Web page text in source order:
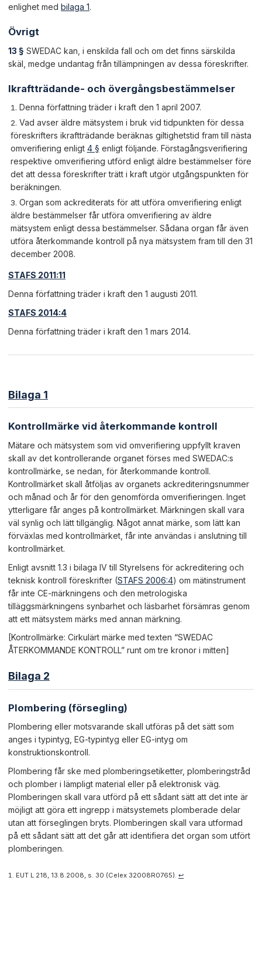
enlighet med bilaga 1.
Övrigt
13 § SWEDAC kan, i enskilda fall och om det finns särskilda
skäl, medge undantag från tillämpningen av dessa föreskrifter.
Ikraftträdande- och övergångsbestämmelser
Denna författning träder i kraft den 1 april 2007.
Vad avser äldre mätsystem i bruk vid tidpunkten för dessa
föreskrifters ikraftträdande beräknas giltighetstid fram till nästa
omverifiering enligt 4 § enligt följande. Förstagångsverifiering
respektive omverifiering utförd enligt äldre bestämmelser före
det att dessa föreskrifter trätt i kraft utgör utgångspunkten för
beräkningen.
Organ som ackrediterats för att utföra omverifiering enligt
äldre bestämmelser får utföra omverifiering av äldre
mätsystem enligt dessa bestämmelser. Sådana organ får även
utföra återkommande kontroll på nya mätsystem fram till den 31
december 2008.
STAFS 2011:11
Denna författning träder i kraft den 1 augusti 2011.
STAFS 2014:4
Denna författning träder i kraft den 1 mars 2014.
Bilaga 1
Kontrollmärke vid återkommande kontroll
Mätare och mätsystem som vid omverifiering uppfyllt kraven
skall av det kontrollerande organet förses med SWEDAC:s
kontrollmärke, se nedan, för återkommande kontroll.
Kontrollmärket skall åtföljas av organets ackrediteringsnummer
och månad och år för den genomförda omverifieringen. Inget
ytterligare får anges på kontrollmärket. Märkningen skall vara
väl synlig och lätt tillgänglig. Något annat märke, som lätt kan
förväxlas med kontrollmärket, får inte användas i anslutning till
kontrollmärket.
Enligt avsnitt 1.3 i bilaga IV till Styrelsens för ackreditering och
teknisk kontroll föreskrifter (STAFS 2006:4) om mätinstrument
får inte CE-märkningens och den metrologiska
tilläggsmärkningens synbarhet och läsbarhet försämras genom
att ett mätsystem märks med annan märkning.
[Kontrollmärke: Cirkulärt märke med texten “SWEDAC
ÅTERKOMMANDE KONTROLL” runt om tre kronor i mitten]
Bilaga 2
Plombering (försegling)
Plombering eller motsvarande skall utföras på det sätt som
anges i typintyg, EG-typintyg eller EG-intyg om
konstruktionskontroll.
Plombering får ske med plomberingsetiketter, plomberingstråd
och plomber i lämpligt material eller på elektronisk väg.
Plomberingen skall vara utförd på ett sådant sätt att det inte är
möjligt att göra ett ingrepp i mätsystemets plomberade delar
utan att förseglingen bryts. Plomberingen skall vara utformad
på ett sådant sätt att det går att identifiera det organ som utfört
plomberingen.
EUT L 218, 13.8.2008, s. 30 (Celex 32008R0765). ↩